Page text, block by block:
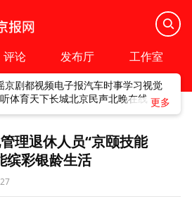
评论 发布厅 工作室
京剧都视频电子报汽车时事学习视觉
体育天下长城北京民声北晚在线
理退休人员“京颐技能
缤彩银龄生活